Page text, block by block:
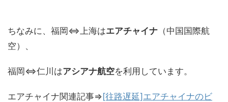
ちなみに、福岡⇔上海はエアチャイナ （中国国際航
空）、
福岡⇔仁川はアシアナ航空を利用しています。
エアチャイナ関連記事⇒[往路遅延]エアチャイナのビ